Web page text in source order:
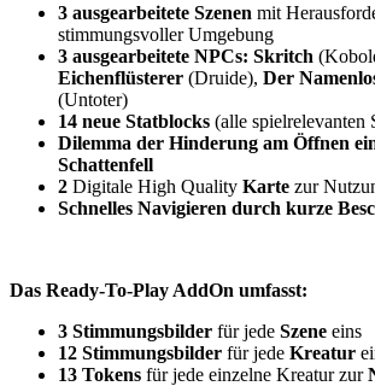
3 ausgearbeitete Szenen mit
stimmungsvoller Umgebung
3 ausgearbeitete NPCs: Skritch
Eichenflüsterer (Druide), Der
(Untoter)
14 neue Statblocks (alle spielrelevanten
Dilemma der Hinderung am Öffnen
Schattenfell
2 Digitale High Quality Karte zur
Schnelles Navigieren durch kurze
Das Ready-To-Play AddOn umfasst:
3 Stimmungsbilder für jede Szene eins
12 Stimmungsbilder für jede Kreatur
13 Tokens für jede einzelne Kreatur zur